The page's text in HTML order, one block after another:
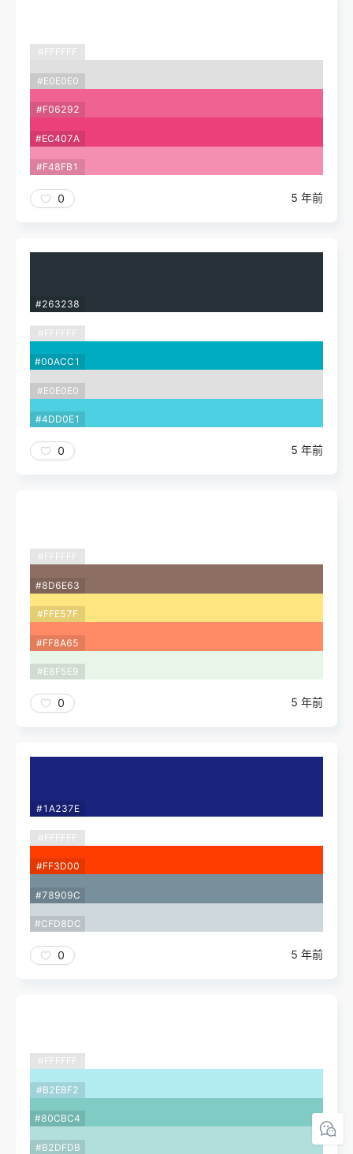
#FFFFFF
#E0E0E0
#F06292
#EC407A
#F48FB1
0 5 年前
#263238
#FFFFFF
#00ACC1
#E0E0E0
#4DD0E1
0 5 年前
#FFFFFF
#8D6E63
#FFE57F
#FF8A65
#E8F5E9
0 5 年前
#1A237E
#FFFFFF
#FF3D00
#78909C
#CFD8DC
0 5 年前
#FFFFFF
#B2EBF2
#80CBC4
#B2DFDB